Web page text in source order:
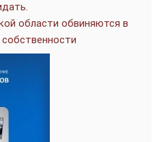
области обвиняются в
собственности